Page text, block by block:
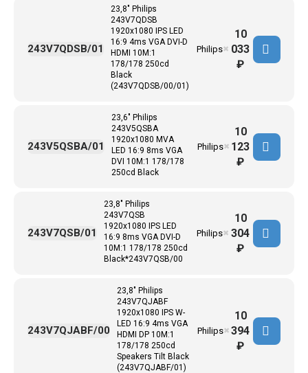
23,8" Philips
243V7QDSB
1920x1080 IPS LED
16:9 4ms VGA DVI-D
HDMI 10M:1
178/178 250cd
Black
(243V7QDSB/00/01)
Philips
243V7QDSB/01 ✖
10
033
₽
23,6" Philips
243V5QSBA
1920x1080 MVA
LED 16:9 8ms VGA
DVI 10M:1 178/178
250cd Black
Philips
243V5QSBA/01 ✖
10
123
₽
23,8" Philips
243V7QSB
1920x1080 IPS LED
16:9 8ms VGA DVI-D
10M:1 178/178 250cd
Black*243V7QSB/00
Philips
243V7QSB/01 ✖
10
304
₽
23,8" Philips
243V7QJABF
1920x1080 IPS W-
LED 16:9 4ms VGA
HDMI DP 10M:1
178/178 250cd
Speakers Tilt Black
(243V7QJABF/01)
Philips
243V7QJABF/00 ✖
10
394
₽